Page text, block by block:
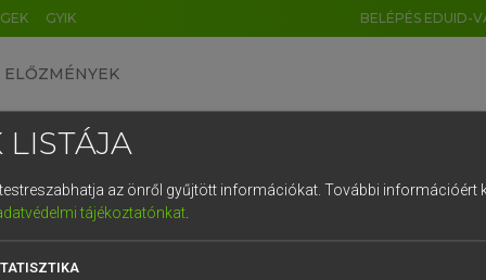
GYIK BELÉPÉS EDUID-
ELŐZMÉNYEK
egyetemes nagyszótár
LISTÁJA
az önről gyűjtött információkat. További információért
tájékoztatónkat.
DE CN FR ES IT NL
1 2 3 4 5 6 7 8 9